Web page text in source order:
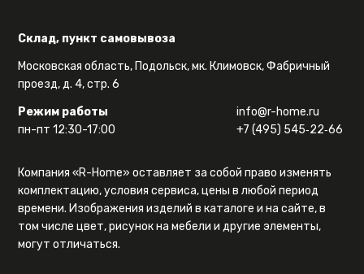
Склад, пункт самовывоза
Московская область, Подольск, мк. Климовск, Фабричный
проезд, д. 4, стр. 6
Режим работы
пн-пт 12:30-17:00
info@r-home.ru
+7 (495) 545‑22‑66
Компания «R-Home» оставляет за собой право изменять
комплектацию, условия сервиса, цены в любой период
времени. Изображения изделий в каталоге и на сайте, в
том числе цвет, рисунок на мебели и другие элементы,
могут отличаться.